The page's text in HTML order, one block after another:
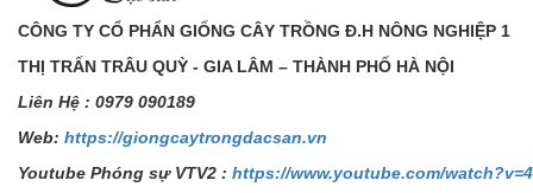
CÔNG TY CỔ PHẨN GIỐNG CÂY TRỒNG Đ.H NÔNG NGHIỆP 1
THỊ TRẤN TRÂU QUỲ - GIA LÂM – THÀNH PHỐ HÀ NỘI
Liên Hệ : 0979 090189
Web: https://giongcaytrongdacsan.vn
Youtube Phóng sự VTV2 : https://www.youtube.com/